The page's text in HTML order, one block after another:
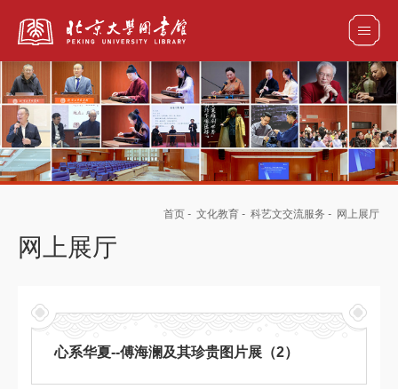
全部资源
首页 - 文化教育 - 科艺文交流服务 - 网上展厅
网上展厅
心系华夏--傅海澜及其珍贵图片展（2）